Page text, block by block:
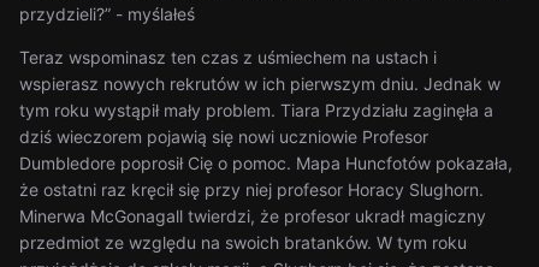
przydzieli?” - myślałeś
Teraz wspominasz ten czas z uśmiechem na ustach i
wspierasz nowych rekrutów w ich pierwszym dniu. Jednak w
tym roku wystąpił mały problem. Tiara Przydziału zaginęła a
dziś wieczorem pojawią się nowi uczniowie Profesor
Dumbledore poprosił Cię o pomoc. Mapa Huncfotów pokazała,
że ostatni raz kręcił się przy niej profesor Horacy Slughorn.
Minerwa McGonagall twierdzi, że profesor ukradł magiczny
przedmiot ze względu na swoich bratanków. W tym roku